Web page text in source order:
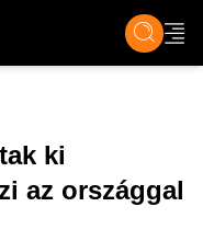
ÉLET TECH &
ki
az országgal